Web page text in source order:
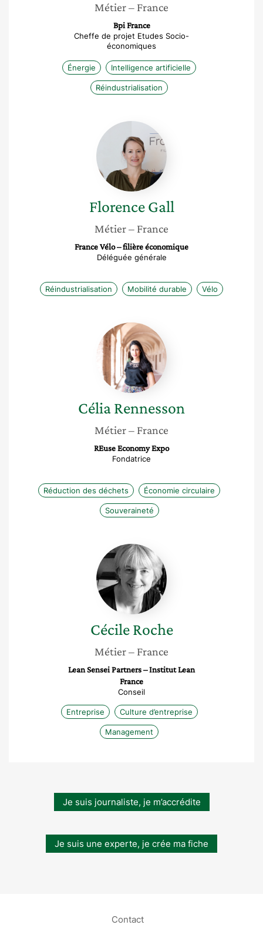
Métier– France
Bpi France
Cheffe de projet Etudes Socio-
économiques
Énergie Intelligence artificielle
Réindustrialisation
Florence
Gall
Florence Gall
Métier– France
France Vélo – filière économique
Déléguée générale
Réindustrialisation Mobilité durable Vélo
Célia
Rennesson
CéliaRennesson
Métier– France
REuse Economy Expo
Fondatrice
Réduction des déchets Économie circulaire
Souveraineté
Cécile
Roche
Cécile Roche
Métier– France
Lean Sensei Partners – Institut Lean
France
Conseil
Entreprise Culture d’entreprise
Management
Je suis journaliste, je m’accrédite
Je suis une experte, je crée ma fiche
Contact